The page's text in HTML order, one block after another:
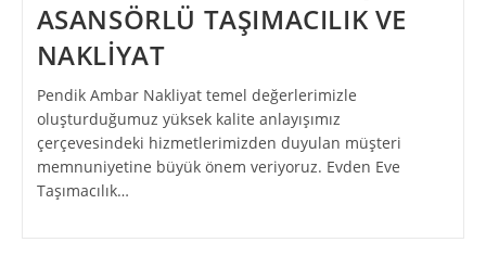
ASANSÖRLÜ TAŞIMACILIK VE
NAKLİYAT
Pendik Ambar Nakliyat temel değerlerimizle
oluşturduğumuz yüksek kalite anlayışımız
çerçevesindeki hizmetlerimizden duyulan müşteri
memnuniyetine büyük önem veriyoruz. Evden Eve
Taşımacılık…